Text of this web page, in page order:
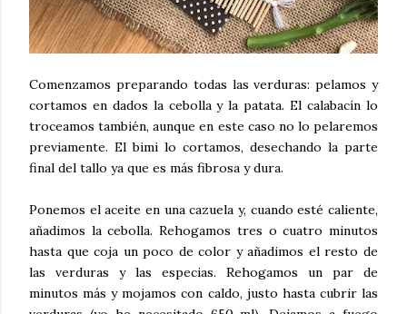
Comenzamos preparando todas las verduras: pelamos y
cortamos en dados la cebolla y la patata. El calabacín lo
troceamos también, aunque en este caso no lo pelaremos
previamente. El bimi lo cortamos, desechando la parte
final del tallo ya que es más fibrosa y dura.
Ponemos el aceite en una cazuela y, cuando esté caliente,
añadimos la cebolla. Rehogamos tres o cuatro minutos
hasta que coja un poco de color y añadimos el resto de
las verduras y las especias. Rehogamos un par de
minutos más y mojamos con caldo, justo hasta cubrir las